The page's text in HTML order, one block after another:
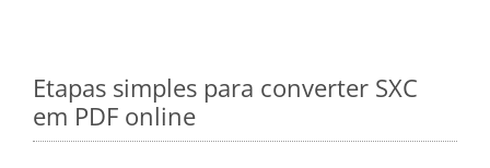
Etapas simples para converter SXC
em PDF online